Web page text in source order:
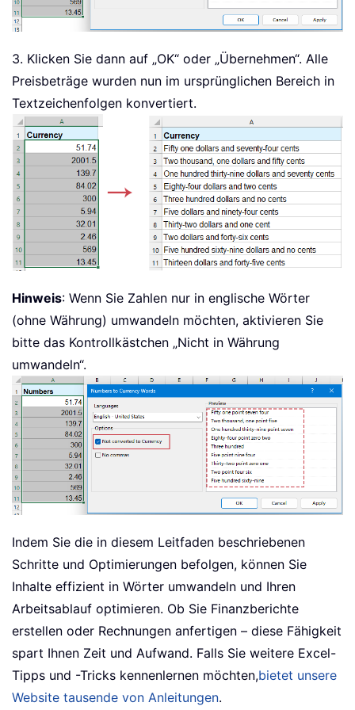
3. Klicken Sie dann auf „OK“ oder „Übernehmen“. Alle
Preisbeträge wurden nun im ursprünglichen Bereich in
Textzeichenfolgen konvertiert.
Hinweis: Wenn Sie Zahlen nur in englische Wörter
(ohne Währung) umwandeln möchten, aktivieren Sie
bitte das Kontrollkästchen „Nicht in Währung
umwandeln“.
Indem Sie die in diesem Leitfaden beschriebenen
Schritte und Optimierungen befolgen, können Sie
Inhalte effizient in Wörter umwandeln und Ihren
Arbeitsablauf optimieren. Ob Sie Finanzberichte
erstellen oder Rechnungen anfertigen – diese Fähigkeit
spart Ihnen Zeit und Aufwand. Falls Sie weitere Excel-
Tipps und -Tricks kennenlernen möchten,bietet unsere
Website tausende von Anleitungen.